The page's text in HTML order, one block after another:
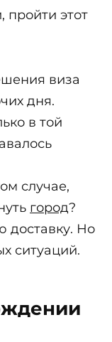
пройти этот
виза
дня.
в той
случае,
город?
доставку. Но
ситуаций.